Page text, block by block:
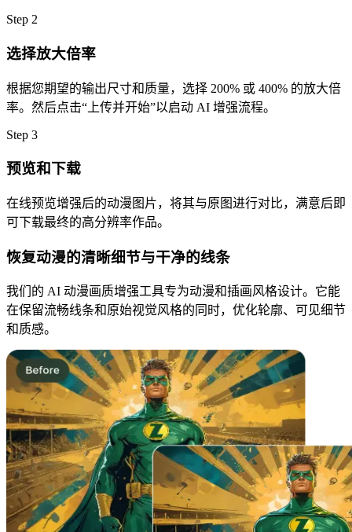
Step 2
选择放大倍率
根据您期望的输出尺寸和质量，选择 200% 或 400% 的放大倍
率。然后点击“上传并开始”以启动 AI 增强流程。
Step 3
预览和下载
在线预览增强后的动漫图片，将其与原图进行对比，满意后即
可下载最终的高分辨率作品。
恢复动漫的清晰细节与干净的线条
我们的 AI 动漫画质增强工具专为动漫和插画风格设计。它能
在保留流畅线条和原始视觉风格的同时，优化轮廓、可见细节
和质感。